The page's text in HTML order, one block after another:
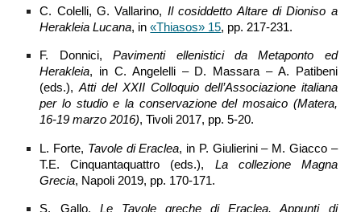
C. Colelli, G. Vallarino, Il cosiddetto Altare di Dioniso a
Herakleia Lucana, in«Thiasos» 15, pp. 217-231.
F. Donnici,Pavimenti ellenistici da Metaponto ed
Herakleia, in C. Angelelli – D. Massara – A. Patibeni
(eds.),Atti del XXII Colloquio dell’Associazione italiana
per lo studio e la conservazione del mosaico (Matera,
16-19 marzo 2016), Tivoli 2017, pp. 5-20.
L. Forte, Tavole di Eraclea, in P. Giulierini – M. Giacco –
T.E. Cinquantaquattro (eds.), La collezione Magna
Grecia, Napoli 2019, pp. 170-171.
S. Gallo, Le Tavole greche di Eraclea. Appunti di